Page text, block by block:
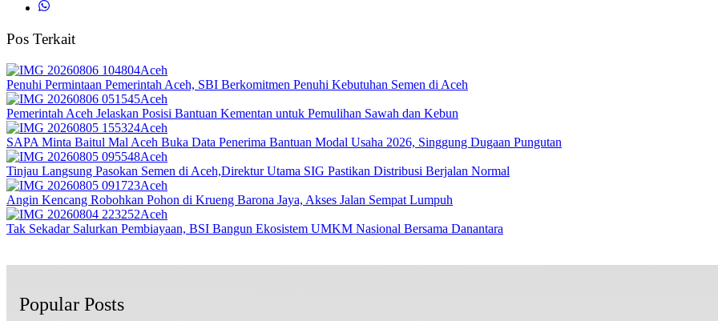
Pos Terkait
Aceh
Penuhi Permintaan Pemerintah Aceh, SBI Berkomitmen Penuhi Kebutuhan Semen di Aceh
Aceh
Pemerintah Aceh Jelaskan Posisi Bantuan Kementan untuk Pemulihan Sawah dan Kebun
Aceh
SAPA Minta Baitul Mal Aceh Buka Data Penerima Bantuan Modal Usaha 2026, Singgung Dugaan Pungutan
Aceh
Tinjau Langsung Pasokan Semen di Aceh,Direktur Utama SIG Pastikan Distribusi Berjalan Normal
Aceh
Angin Kencang Robohkan Pohon di Krueng Barona Jaya, Akses Jalan Sempat Lumpuh
Aceh
Tak Sekadar Salurkan Pembiayaan, BSI Bangun Ekosistem UMKM Nasional Bersama Danantara
Popular Posts